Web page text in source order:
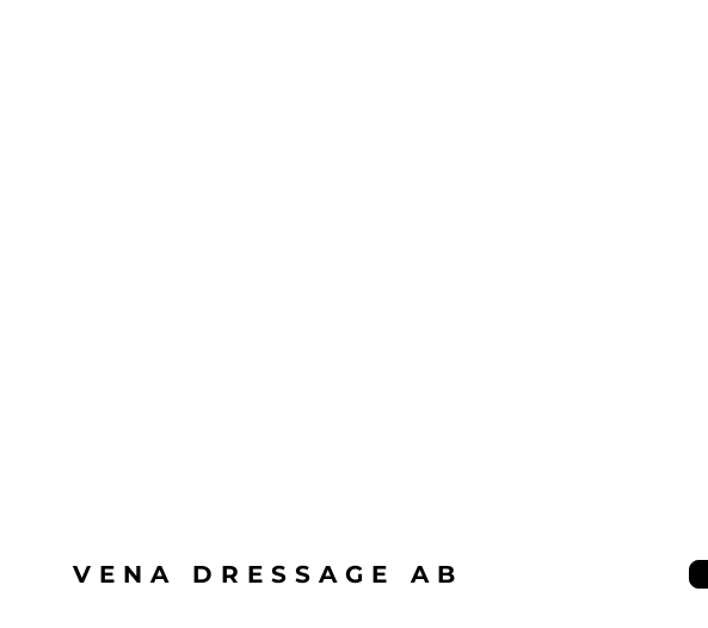
VENA DRESSAGE AB